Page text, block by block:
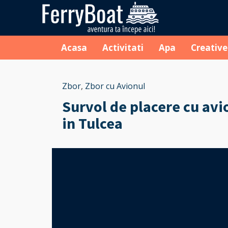
Acasa Activitati Apa Creative
Zbor, Zbor cu Avionul
Survol de placere cu
in Tulcea